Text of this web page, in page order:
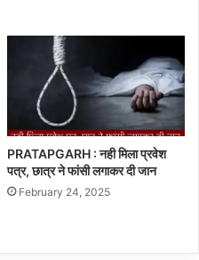
PRATAPGARH : नही मिला प्रवेश
पत्र, छात्र ने फांसी लगाकर दी जान
February 24, 2025